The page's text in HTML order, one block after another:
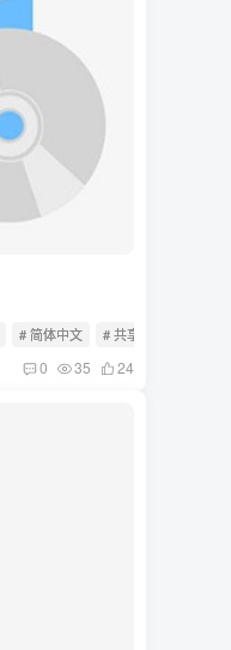
# 简体中文 # 共享软件
0 35 24